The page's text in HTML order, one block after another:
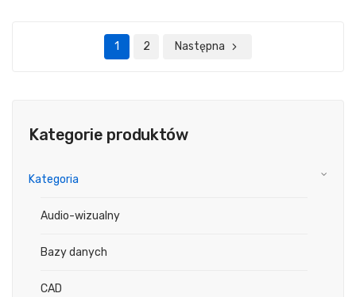
1 2 Następna
Kategorie produktów
Kategoria
Audio-wizualny
Bazy danych
CAD